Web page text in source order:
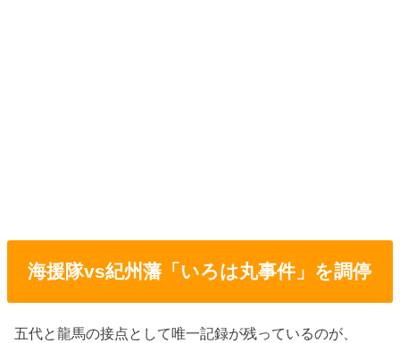
海援隊vs紀州藩「いろは丸事件」を調停
五代と龍馬の接点として唯一記録が残っているのが、